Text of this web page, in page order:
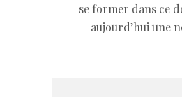
se former dans ce
aujourd’hui une